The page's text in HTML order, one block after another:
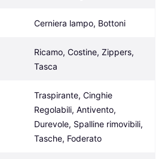
Cerniera lampo, Bottoni
Ricamo, Costine, Zippers,
Tasca
Traspirante, Cinghie
Regolabili, Antivento,
Durevole, Spalline rimovibili,
Tasche, Foderato